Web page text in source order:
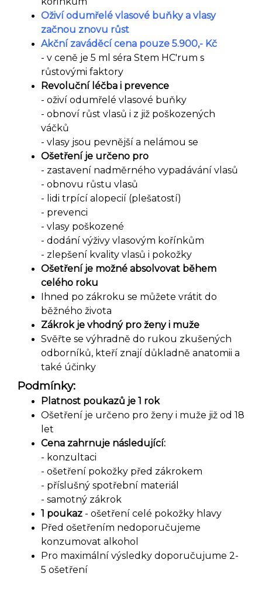
Oživí odumřelé vlasové buňky a vlasy
začnou znovu růst
Akční zaváděcí cena pouze 5.900,- Kč
- v ceně je 5 ml séra Stem HC'rum s
růstovými faktory
Revoluční léčba i prevence
- oživí odumřelé vlasové buňky
- obnoví růst vlasů i z již poškozených
váčků
- vlasy jsou pevnější a nelámou se
Ošetření je určeno pro
- zastavení nadměrného vypadávání vlasů
- obnovu růstu vlasů
- lidi trpící alopecií (plešatostí)
- prevenci
- vlasy poškozené
- dodání výživy vlasovým kořínkům
- zlepšení kvality vlasů i pokožky
Ošetření je možné absolvovat během
celého roku
Ihned po zákroku se můžete vrátit do
běžného života
Zákrok je vhodný pro ženy i muže
Svěřte se výhradně do rukou zkušených
odborníků, kteří znají důkladně anatomii a
také účinky
Podmínky:
Platnost poukazů je 1 rok
Ošetření je určeno pro ženy i muže již od 18
let
Cena zahrnuje následující:
- konzultaci
- ošetření pokožky před zákrokem
- příslušný spotřební materiál
- samotný zákrok
1 poukaz - ošetření celé pokožky hlavy
Před ošetřením nedoporučujeme
konzumovat alkohol
Pro maximální výsledky doporučujume 2-
5 ošetření